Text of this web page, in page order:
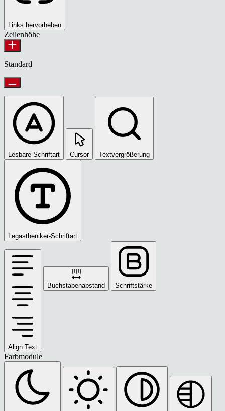
Links hervorheben
Zeilenhöhe
Standard
Lesbare Schriftart Cursor Textvergrößerung
Legastheniker-Schriftart
Align Text
Buchstabenabstand Schriftstärke
Farbmodule